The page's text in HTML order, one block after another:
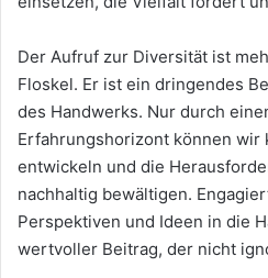
Der Aufruf zur Diversität ist
Floskel. Er ist ein dringendes
des Handwerks. Nur durch
Erfahrungshorizont können wir
entwickeln und die
nachhaltig bewältigen.
Perspektiven und Ideen in die
wertvoller Beitrag, der nicht